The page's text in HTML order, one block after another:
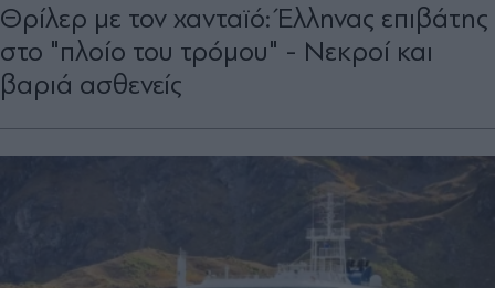
Θρίλερ με τον χανταϊό: Έλληνας επιβάτης
στο "πλοίο του τρόμου" - Νεκροί και
βαριά ασθενείς